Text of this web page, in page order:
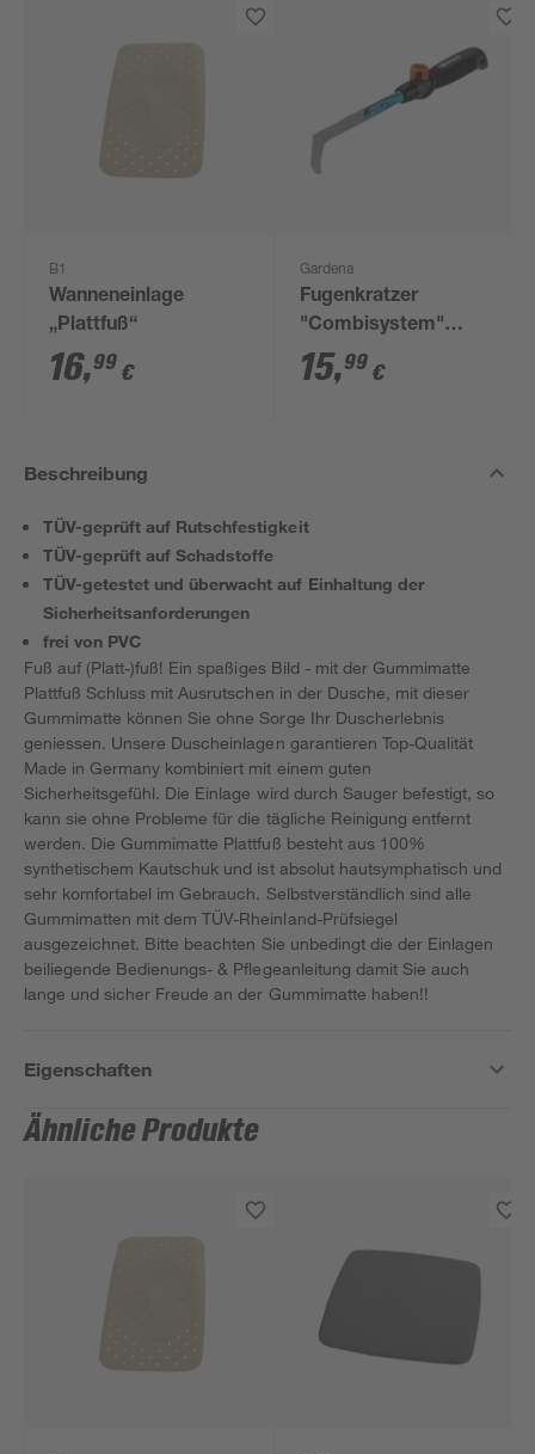
B1
Wanneneinlage
„Plattfuß“
16,99 €
Gardena
Fugenkratzer
"Combisystem"
Edelstahl
15,99 €
Beschreibung
TÜV-geprüft auf Rutschfestigkeit
TÜV-geprüft auf Schadstoffe
TÜV-getestet und überwacht auf Einhaltung der
Sicherheitsanforderungen
frei von PVC
Fuß auf (Platt-)fuß! Ein spaßiges Bild - mit der Gummimatte
Plattfuß Schluss mit Ausrutschen in der Dusche, mit dieser
Gummimatte können Sie ohne Sorge Ihr Duscherlebnis
geniessen. Unsere Duscheinlagen garantieren Top-Qualität
Made in Germany kombiniert mit einem guten
Sicherheitsgefühl. Die Einlage wird durch Sauger befestigt, so
kann sie ohne Probleme für die tägliche Reinigung entfernt
werden. Die Gummimatte Plattfuß besteht aus 100%
synthetischem Kautschuk und ist absolut hautsymphatisch und
sehr komfortabel im Gebrauch. Selbstverständlich sind alle
Gummimatten mit dem TÜV-Rheinland-Prüfsiegel
ausgezeichnet. Bitte beachten Sie unbedingt die der Einlagen
beiliegende Bedienungs- & Pflegeanleitung damit Sie auch
lange und sicher Freude an der Gummimatte haben!!
Eigenschaften
Ähnliche Produkte